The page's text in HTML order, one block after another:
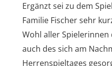
Ergänzt sei zu dem
Familie Fischer sehr
Wohl aller Spielerinnen
auch des sich am
Herrenspieltages